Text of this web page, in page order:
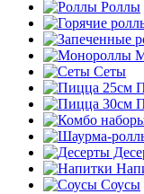
Роллы
Сеты
Соусы